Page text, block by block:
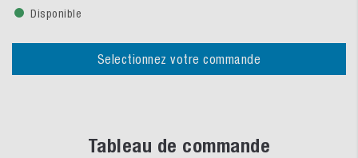
Disponible
Selectionnez votre commande
Tableau de commande